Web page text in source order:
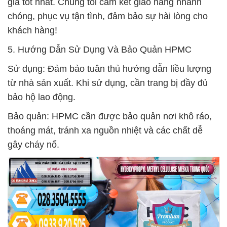
chóng, phục vụ tận tình, đảm bảo sự hài lòng cho
khách hàng!
5. Hướng Dẫn Sử Dụng Và Bảo Quản HPMC
Sử dụng: Đảm bảo tuân thủ hướng dẫn liều lượng
từ nhà sản xuất. Khi sử dụng, cần trang bị đầy đủ
bảo hộ lao động.
Bảo quản: HPMC cần được bảo quản nơi khô ráo,
thoáng mát, tránh xa nguồn nhiệt và các chất dễ
gây cháy nổ.